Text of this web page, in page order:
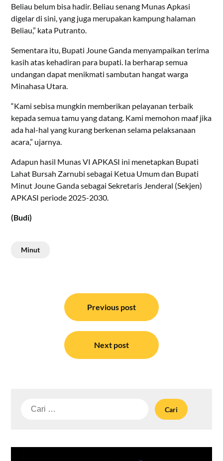
Beliau belum bisa hadir. Beliau senang Munas Apkasi
digelar di sini, yang juga merupakan kampung halaman
Beliau,” kata Putranto.
Sementara itu, Bupati Joune Ganda menyampaikan terima
kasih atas kehadiran para bupati. Ia berharap semua
undangan dapat menikmati sambutan hangat warga
Minahasa Utara.
“Kami sebisa mungkin memberikan pelayanan terbaik
kepada semua tamu yang datang. Kami memohon maaf jika
ada hal-hal yang kurang berkenan selama pelaksanaan
acara,” ujarnya.
Adapun hasil Munas VI APKASI ini menetapkan Bupati
Lahat Bursah Zarnubi sebagai Ketua Umum dan Bupati
Minut Joune Ganda sebagai Sekretaris Jenderal (Sekjen)
APKASI periode 2025-2030.
(Budi)
Minut
Previous post
Next post
Cari